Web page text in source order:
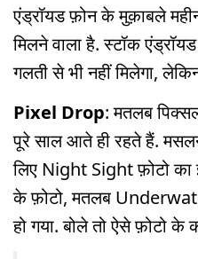
एंड्रॉयड फ़ोन के मुक़ाबले
मिलने वाला है. स्टॉक
गलती से भी नहीं मिलेगा,
Pixel Drop: मतलब
पूरे साल आते ही रहते हैं.
लिए Night Sight फ़ोटो का
के फ़ोटो, मतलब
हो गया. बोले तो ऐसे फ़ोटो